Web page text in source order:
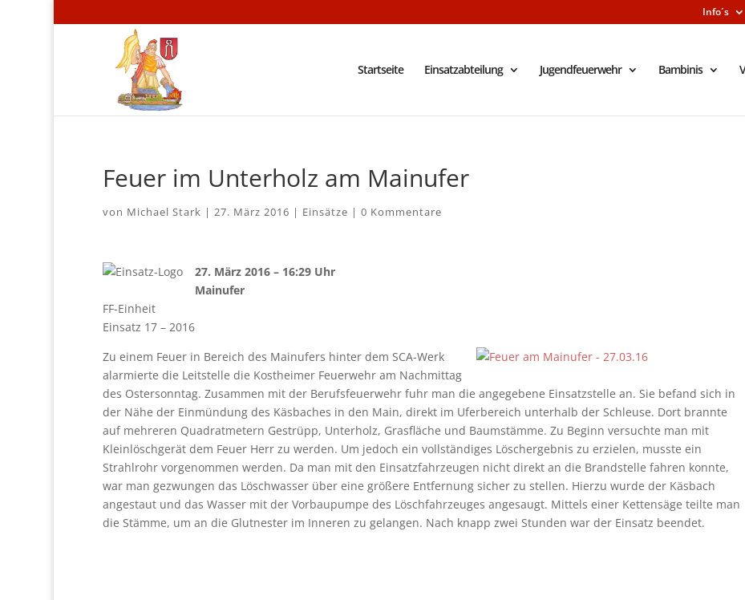
Info´s
Startseite Einsatzabteilung Jugendfeuerwehr Bambinis
Feuer im Unterholz am Mainufer
von Michael Stark | 27. März 2016 | Einsätze | 0 Kommentare
27. März 2016 – 16:29 Uhr
Mainufer
FF-Einheit
Einsatz 17 – 2016
Zu einem Feuer in Bereich des Mainufers hinter dem SCA-Werk
alarmierte die Leitstelle die Kostheimer Feuerwehr am Nachmittag
des Ostersonntag. Zusammen mit der Berufsfeuerwehr fuhr man die angegebene Einsatzstelle an. Sie befand sich in
der Nähe der Einmündung des Käsbaches in den Main, direkt im Uferbereich unterhalb der Schleuse. Dort brannte
auf mehreren Quadratmetern Gestrüpp, Unterholz, Grasfläche und Baumstämme. Zu Beginn versuchte man mit
Kleinlöschgerät dem Feuer Herr zu werden. Um jedoch ein vollständiges Löschergebnis zu erzielen, musste ein
Strahlrohr vorgenommen werden. Da man mit den Einsatzfahrzeugen nicht direkt an die Brandstelle fahren konnte,
war man gezwungen das Löschwasser über eine größere Entfernung sicher zu stellen. Hierzu wurde der Käsbach
angestaut und das Wasser mit der Vorbaupumpe des Löschfahrzeuges angesaugt. Mittels einer Kettensäge teilte man
die Stämme, um an die Glutnester im Inneren zu gelangen. Nach knapp zwei Stunden war der Einsatz beendet.